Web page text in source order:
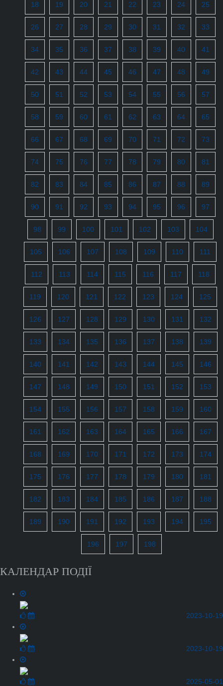
18 19 20 21 22 23 24 25
26 27 28 29 30 31 32 33
34 35 36 37 38 39 40 41
42 43 44 45 46 47 48 49
50 51 52 53 54 55 56 57
58 59 60 61 62 63 64 65
66 67 68 69 70 71 72 73
74 75 76 77 78 79 80 81
82 83 84 85 86 87 88 89
90 91 92 93 94 95 96 97
98 99 100 101 102 103 104
105 106 107 108 109 110 111
112 113 114 115 116 117 118
119 120 121 122 123 124 125
126 127 128 129 130 131 132
133 134 135 136 137 138 139
140 141 142 143 144 145 146
147 148 149 150 151 152 153
154 155 156 157 158 159 160
161 162 163 164 165 166 167
168 169 170 171 172 173 174
175 176 177 178 179 180 181
182 183 184 185 186 187 188
189 190 191 192 193 194 195
196 197 198
КАЛЕНДАР ПОДІЇ
2023-10-19
2023-10-19
2025-05-01